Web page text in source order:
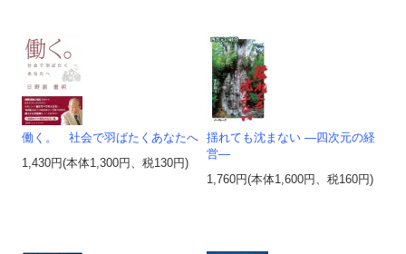
働く。 社会で羽ばたくあなたへ
1,430円(本体1,300円、税130円)
揺れても沈まない ―四次元の経
営―
1,760円(本体1,600円、税160円)